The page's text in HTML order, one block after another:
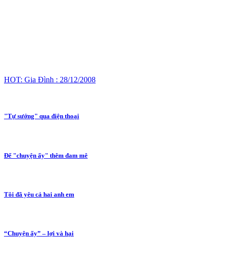
HOT: Gia Đình : 28/12/2008
"Tự sướng" qua điện thoại
Để "chuyện ấy" thêm đam mê
Tôi đã yêu cả hai anh em
“Chuyện ấy” – lợi và hại